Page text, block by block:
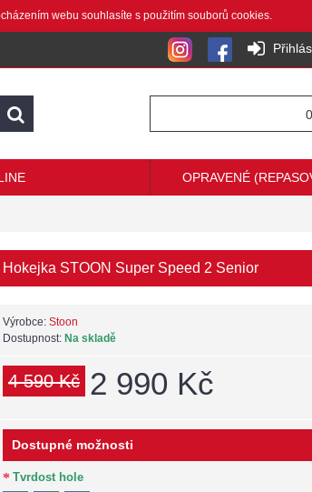
webu souhlasíte s použitím souborů cookies.
OPRAVENÉ
Hokejka STOON Super Speed 2 Senior
Výrobce: Stoon
Dostupnost: Na skladě
4 590 Kč 2 990 Kč
Dostupné možnosti
Tvrdost hole